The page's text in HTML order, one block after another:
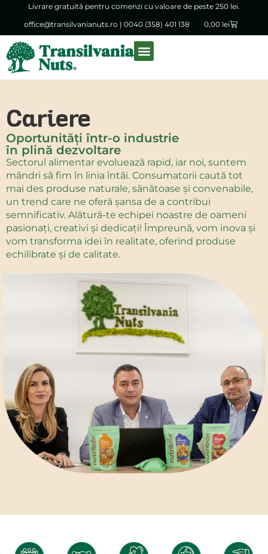
Livrare gratuită pentru comenzi cu valoare de peste 250 lei.
office@transilvanianuts.ro | 0040 (358) 401 138 0,00 lei
Cariere
Oportunități într-o industrie
în plină dezvoltare
Sectorul alimentar evoluează rapid, iar noi, suntem
mândri să fim în linia întâi. Consumatorii caută tot
mai des produse naturale, sănătoase și convenabile,
un trend care ne oferă șansa de a contribui
semnificativ. Alătură-te echipei noastre de oameni
pasionați, creativi și dedicați! Împreună, vom inova și
vom transforma idei în realitate, oferind produse
echilibrate și de calitate.